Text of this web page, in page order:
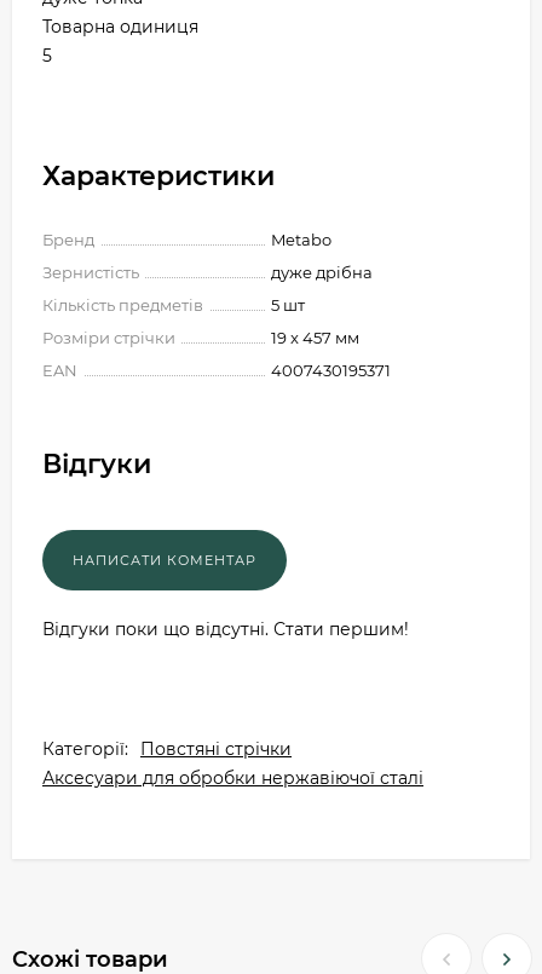
Товарна одиниця
5
Характеристики
Бренд
Metabo
Зернистість
дуже дрібна
Кількість предметів
5 шт
Розміри стрічки
19 x 457 мм
EAN
4007430195371
Відгуки
Відгуки поки що відсутні. Стати першим!
Категорії:
Повстяні стрічки
Аксесуари для обробки нержавіючої сталі
Схожі товари